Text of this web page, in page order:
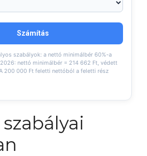
Számítás
szabályok: a nettó minimálbér 60%-a
nettó minimálbér = 214 662 Ft, védett
200 000 Ft feletti nettóból a feletti rész